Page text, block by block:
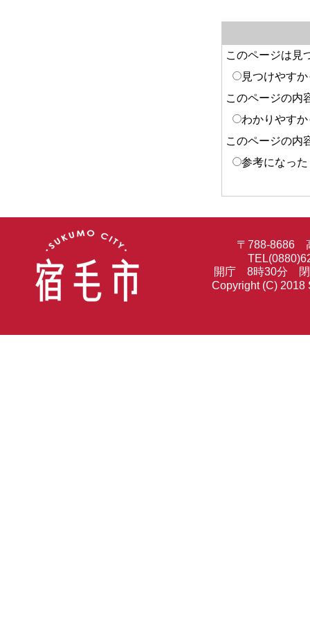
このページは見
見つけやす
このページの内
わかりやす
このページの内
参考になった
〒788-8686
開庁 8時30分 閉
Copyright (C) 2018